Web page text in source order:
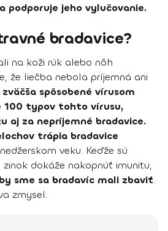
podporuje jeho vylučovanie.
bradavice?
na koži rúk alebo nôh
že liečba nebola príjemná ani
zväčša spôsobené vírusom
100 typov tohto vírusu,
aj za nepríjemné bradavice.
trápia bradavice
veku. Keďže sú
dokáže nakopnúť imunitu,
sme sa bradavíc mali zbaviť.
zmysel.